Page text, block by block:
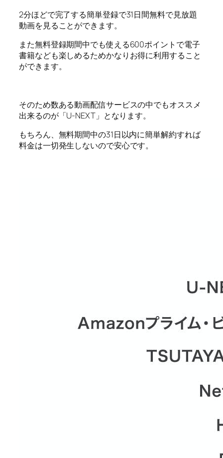
2分ほどで完了する簡単登録で31日間無料で見放題
動画を見ることができます。
また無料登録期間中でも使える600ポイントで電子
書籍なども楽しめるためかなりお得に利用すること
ができます。
そのため数ある動画配信サービスの中でもオススメ
出来るのが「U-NEXT」となります。
もちろん、無料期間中の31日以内に簡単解約すれば
料金は一切発生しないので安心です。